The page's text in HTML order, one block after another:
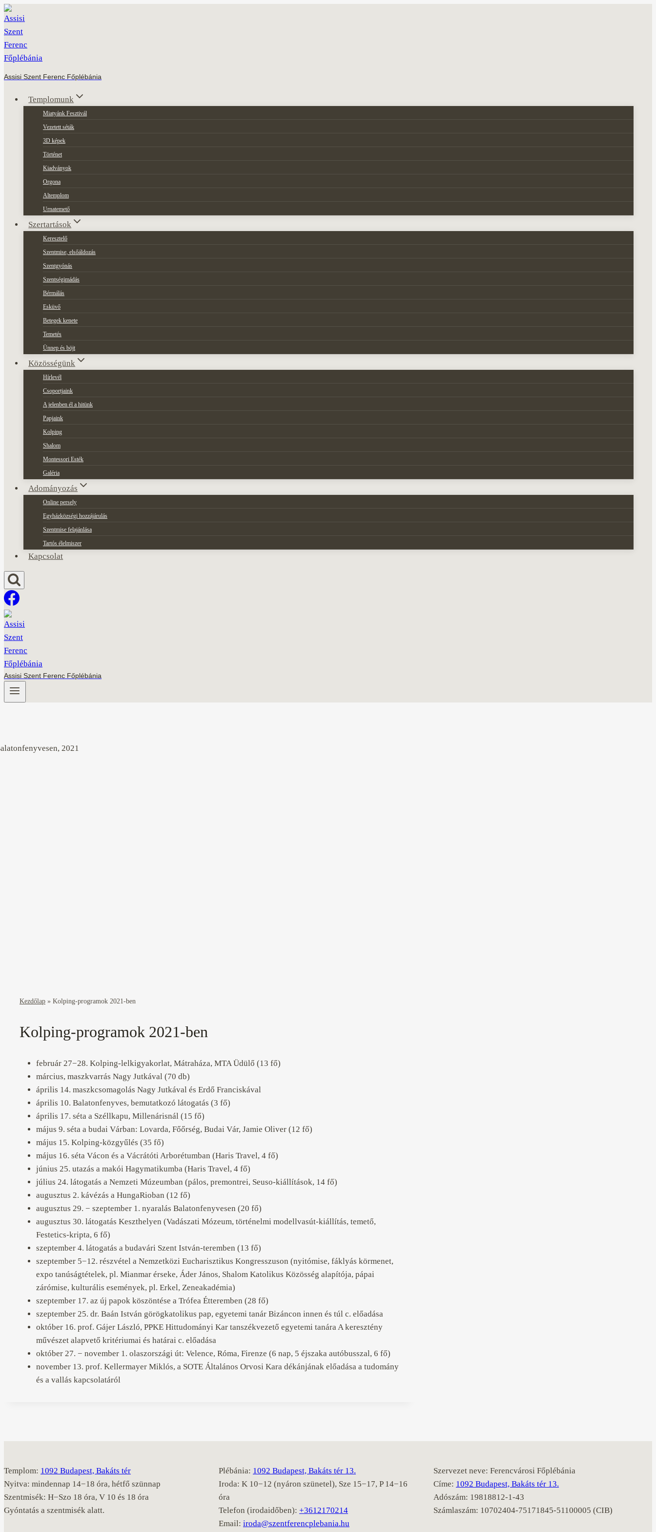
Skip
to
content
Assisi Szent Ferenc Főplébánia
Templomunk
Miatyánk Fesztivál
Vezetett séták
3D képek
Történet
Kiadványok
Orgona
Altemplom
Urnatemető
Szertartások
Keresztelő
Szentmise, elsőáldozás
Szentgyónás
Szentségimádás
Bérmálás
Esküvő
Betegek kenete
Temetés
Ünnep és böjt
Közösségünk
Hírlevél
Csoportjaink
A jelenben él a hitünk
Papjaink
Kolping
Shalom
Montessori Esték
Galéria
Adományozás
Online persely
Egyházközségi hozzájárulás
Szentmise felajánlása
Tartós élelmiszer
Kapcsolat
Assisi Szent Ferenc Főplébánia
Kezdőlap » Kolping-programok 2021-ben
Kolping-programok 2021-ben
február 27−28. Kolping-lelkigyakorlat, Mátraháza, MTA Üdülő (13 fő)
március, maszkvarrás Nagy Jutkával (70 db)
április 14. maszkcsomagolás Nagy Jutkával és Erdő Franciskával
április 10. Balatonfenyves, bemutatkozó látogatás (3 fő)
április 17. séta a Széllkapu, Millenárisnál (15 fő)
május 9. séta a budai Várban: Lovarda, Főőrség, Budai Vár, Jamie Oliver (12 fő)
május 15. Kolping-közgyűlés (35 fő)
május 16. séta Vácon és a Vácrátóti Arborétumban (Haris Travel, 4 fő)
június 25. utazás a makói Hagymatikumba (Haris Travel, 4 fő)
július 24. látogatás a Nemzeti Múzeumban (pálos, premontrei, Seuso-kiállítások, 14 fő)
augusztus 2. kávézás a HungaRioban (12 fő)
augusztus 29. − szeptember 1. nyaralás Balatonfenyvesen (20 fő)
augusztus 30. látogatás Keszthelyen (Vadászati Mózeum, történelmi modellvasút-kiállítás, temető,
Festetics-kripta, 6 fő)
szeptember 4. látogatás a budavári Szent István-teremben (13 fő)
szeptember 5−12. részvétel a Nemzetközi Eucharisztikus Kongresszuson (nyitómise, fáklyás körmenet,
expo tanúságtételek, pl. Mianmar érseke, Áder János, Shalom Katolikus Közösség alapítója, pápai
zárómise, kulturális események, pl. Erkel, Zeneakadémia)
szeptember 17. az új papok köszöntése a Trófea Étteremben (28 fő)
szeptember 25. dr. Baán István görögkatolikus pap, egyetemi tanár Bizáncon innen és túl c. előadása
október 16. prof. Gájer László, PPKE Hittudományi Kar tanszékvezető egyetemi tanára A keresztény
művészet alapvető kritériumai és határai c. előadása
október 27. − november 1. olaszországi út: Velence, Róma, Firenze (6 nap, 5 éjszaka autóbusszal, 6 fő)
november 13. prof. Kellermayer Miklós, a SOTE Általános Orvosi Kara dékánjának előadása a tudomány
és a vallás kapcsolatáról
Templom: 1092 Budapest, Bakáts tér
Nyitva: mindennap 14−18 óra, hétfő szünnap
Szentmisék: H−Szo 18 óra, V 10 és 18 óra
Gyóntatás a szentmisék alatt.
Plébánia: 1092 Budapest, Bakáts tér 13.
Iroda: K 10−12 (nyáron szünetel), Sze 15−17, P 14−16
óra
Telefon (irodaidőben): +3612170214
Email: iroda@szentferencplebania.hu
Szervezet neve: Ferencvárosi Főplébánia
Címe: 1092 Budapest, Bakáts tér 13.
Adószám: 19818812-1-43
Számlaszám: 10702404-75171845-51100005 (CIB)